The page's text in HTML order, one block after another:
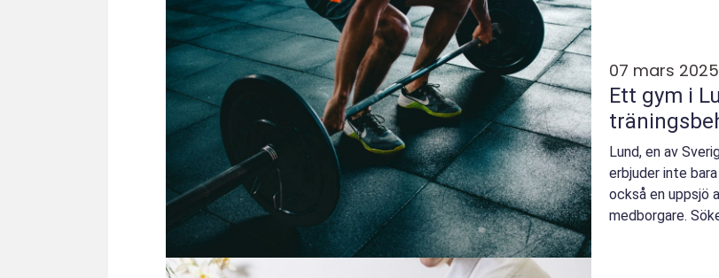
07 mars 2025
Ett gym i
Lund, en av
erbjuder inte
också en uppsjö
medborgare.